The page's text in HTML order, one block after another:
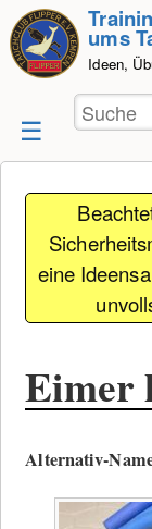
zum
Inhalt
springen
ums
Ideen,
eine
Eimer
Alternativ-